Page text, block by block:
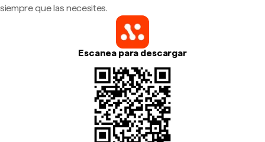
siempre que las necesites.
Escanea para descargar